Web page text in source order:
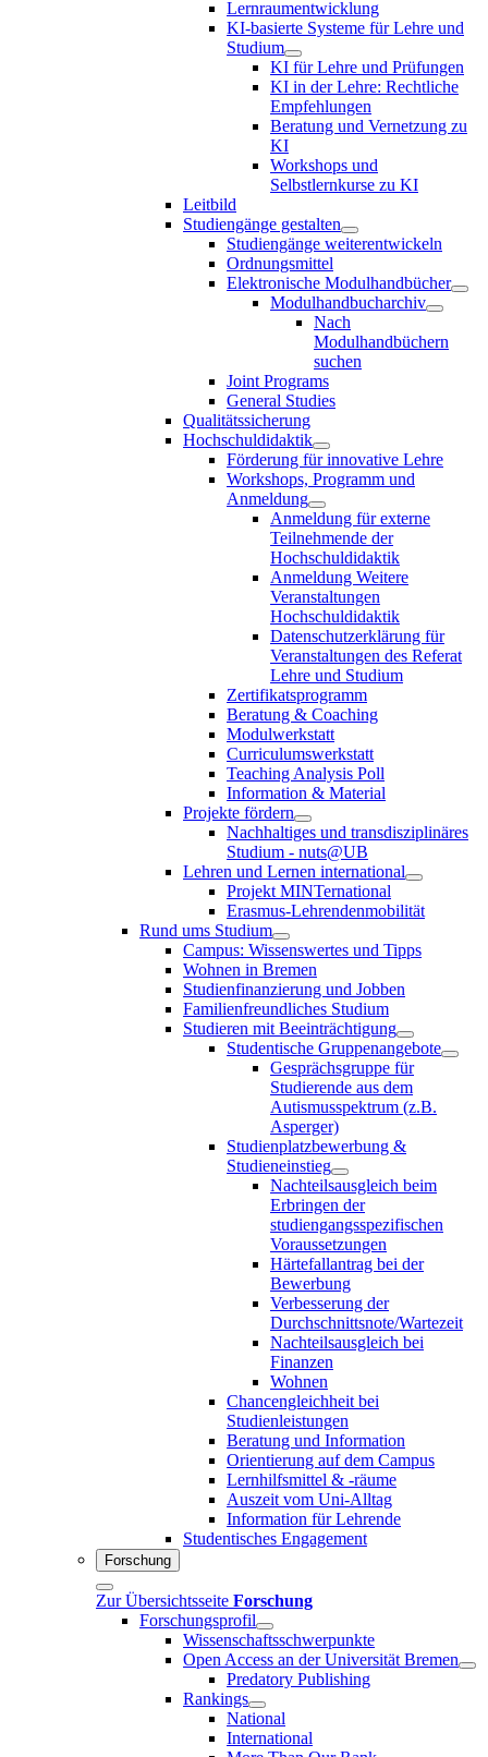
Lernraumentwicklung
KI-basierte Systeme für Lehre und
Studium
KI für Lehre und Prüfungen
KI in der Lehre: Rechtliche
Empfehlungen
Beratung und Vernetzung zu
KI
Workshops und
Selbstlernkurse zu KI
Leitbild
Studiengänge gestalten
Studiengänge weiterentwickeln
Ordnungsmittel
Elektronische Modulhandbücher
Modulhandbucharchiv
Nach
Modulhandbüchern
suchen
Joint Programs
General Studies
Qualitätssicherung
Hochschuldidaktik
Förderung für innovative Lehre
Workshops, Programm und
Anmeldung
Anmeldung für externe
Teilnehmende der
Hochschuldidaktik
Anmeldung Weitere
Veranstaltungen
Hochschuldidaktik
Datenschutzerklärung für
Veranstaltungen des Referat
Lehre und Studium
Zertifikatsprogramm
Beratung & Coaching
Modulwerkstatt
Curriculumswerkstatt
Teaching Analysis Poll
Information & Material
Projekte fördern
Nachhaltiges und transdisziplinäres
Studium - nuts@UB
Lehren und Lernen international
Projekt MINTernational
Erasmus-Lehrendenmobilität
Rund ums Studium
Campus: Wissenswertes und Tipps
Wohnen in Bremen
Studienfinanzierung und Jobben
Familienfreundliches Studium
Studieren mit Beeinträchtigung
Studentische Gruppenangebote
Gesprächsgruppe für
Studierende aus dem
Autismusspektrum (z.B.
Asperger)
Studienplatzbewerbung &
Studieneinstieg
Nachteilsausgleich beim
Erbringen der
studiengangsspezifischen
Voraussetzungen
Härtefallantrag bei der
Bewerbung
Verbesserung der
Durchschnittsnote/Wartezeit
Nachteilsausgleich bei
Finanzen
Wohnen
Chancengleichheit bei
Studienleistungen
Beratung und Information
Orientierung auf dem Campus
Lernhilfsmittel & -räume
Auszeit vom Uni-Alltag
Information für Lehrende
Studentisches Engagement
Forschung
Zur Übersichtsseite Forschung
Forschungsprofil
Wissenschaftsschwerpunkte
Open Access an der Universität Bremen
Predatory Publishing
Rankings
National
International